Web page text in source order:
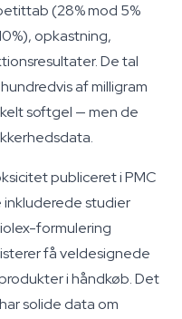
(28% mod 5%
opkastning,
De tal
af milligram
softgel — men de
publiceret i PMC
studier
formulering
få veldesignede
i håndkøb. Det
solide data om